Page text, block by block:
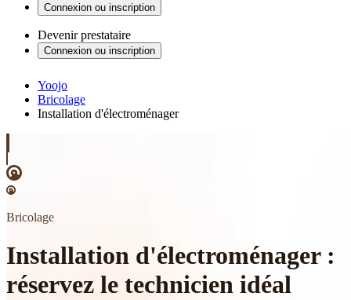
Connexion ou inscription
Devenir prestataire
Connexion ou inscription
Yoojo
Bricolage
Installation d'électroménager
Bricolage
Installation d'électroménager :
réservez le technicien idéal